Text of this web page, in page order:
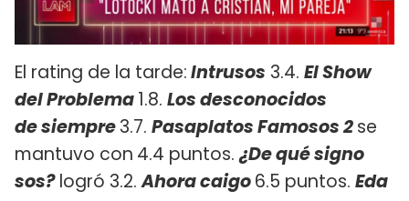
El rating de la tarde:Intrusos 3.4. El Show
del Problema1.8. Los desconocidos
desiempre3.7. Pasaplatos Famosos 2se
mantuvo con 4.4 puntos.¿De qué signo
sos?logró 3.2.Ahora caigo6.5 puntos. Eda